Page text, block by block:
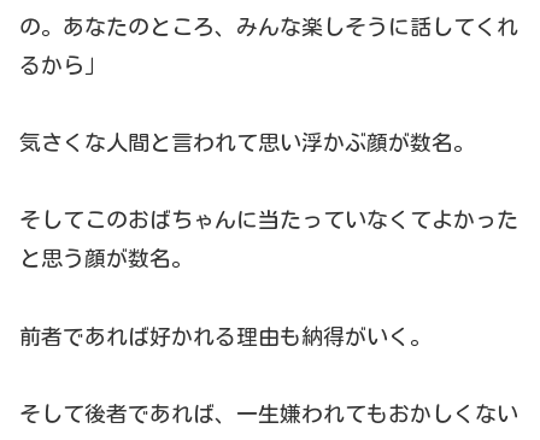
の。あなたのところ、みんな楽しそうに話してくれ
るから」
気さくな人間と言われて思い浮かぶ顔が数名。
そしてこのおばちゃんに当たっていなくてよかった
と思う顔が数名。
前者であれば好かれる理由も納得がいく。
そして後者であれば、一生嫌われてもおかしくない